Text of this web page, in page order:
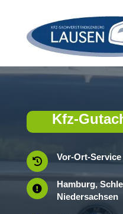
Kfz-
 Vor-Ort-Service

Hamburg,
Niedersachsen